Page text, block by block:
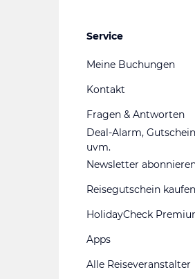
Service
Meine Buchungen
Kontakt
Fragen & Antworten
Deal-Alarm,
uvm.
Newsletter
Reisegutschein kaufen
HolidayCheck
Apps
Alle Reiseveranstalter